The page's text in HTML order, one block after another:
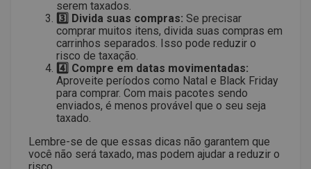
serem taxados.
3️⃣ Divida suas compras: Se precisar
comprar muitos itens, divida suas compras em
carrinhos separados. Isso pode reduzir o
risco de taxação.
4️⃣ Compre em datas movimentadas:
Aproveite períodos como Natal e Black Friday
para comprar. Com mais pacotes sendo
enviados, é menos provável que o seu seja
taxado.
Lembre-se de que essas dicas não garantem que
você não será taxado, mas podem ajudar a reduzir o